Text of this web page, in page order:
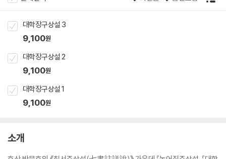
대학장구상설 3
9,100원
대학장구상설 2
9,100원
대학장구상설 1
9,100원
소개